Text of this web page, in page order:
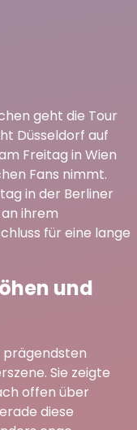
geht die Tour
Düsseldorf auf
Freitag in Wien
Fans nimmt.
in der Berliner
ihrem
für eine lange
und
prägendsten
Sie zeigte
offen über
diese